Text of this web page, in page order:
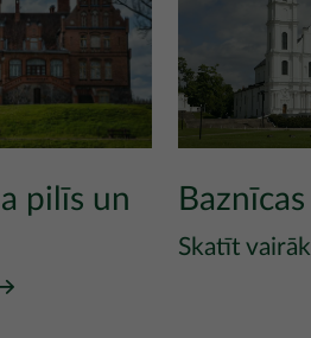
pilīs un
Baznīcas
Skatīt vairāk